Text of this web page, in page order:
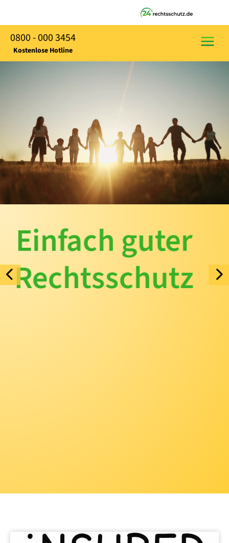
0800 - 000 3454
Kostenlose Hotline
Einfach guter
Rechtsschutz